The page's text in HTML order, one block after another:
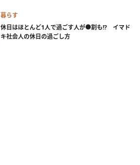
暮らす
休日はほとんど1人で過ごす人が●割も!? イマド
キ社会人の休日の過ごし方